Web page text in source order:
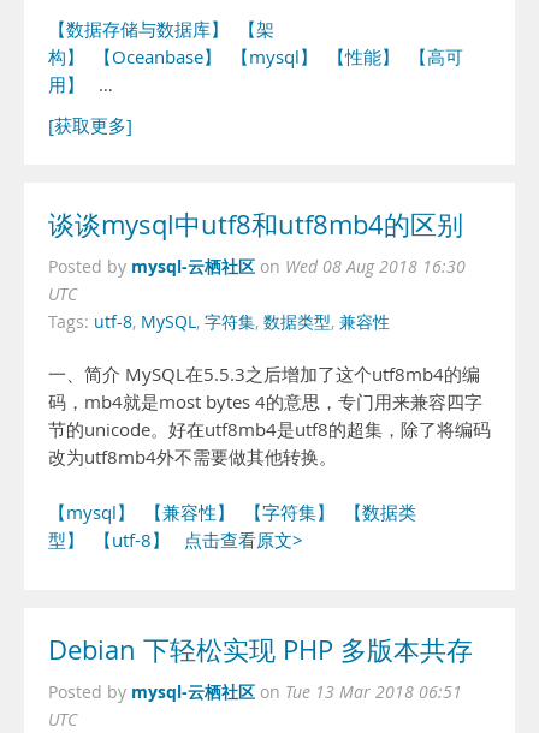
【数据存储与数据库】
【架
构】
【Oceanbase】 【mysql】 【性能】
【高可
用】
…
[获取更多]
谈谈mysql中utf8和utf8mb4的区别
Posted by mysql-云栖社区 on Wed 08 Aug 2018 16:30
UTC
Tags: utf-8, MySQL, 字符集, 数据类型, 兼容性
一、简介 MySQL在5.5.3之后增加了这个utf8mb4的编
码，mb4就是most bytes 4的意思，专门用来兼容四字
节的unicode。好在utf8mb4是utf8的超集，除了将编码
改为utf8mb4外不需要做其他转换。
【mysql】 【兼容性】 【字符集】
【数据类
型】
【utf-8】 点击查看原文>
Debian 下轻松实现 PHP 多版本共存
Posted by mysql-云栖社区 on Tue 13 Mar 2018 06:51
UTC